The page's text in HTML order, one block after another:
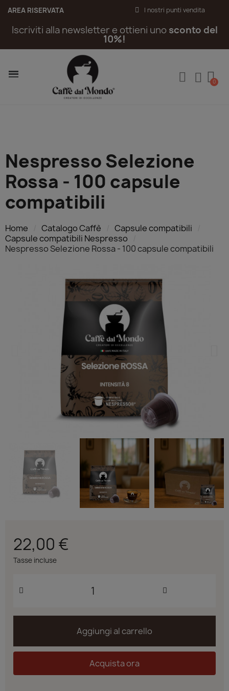
AREA RISERVATA I nostri punti vendita
Iscriviti alla newsletter e ottieni unosconto del
10%!
Nespresso Selezione
Rossa - 100 capsule
compatibili
Home Catalogo Caffè
Capsule compatibili
Capsule compatibili Nespresso
Nespresso Selezione Rossa - 100 capsule compatibili
22,00 €
Tasse incluse
Aggiungi al carrello
Acquista ora